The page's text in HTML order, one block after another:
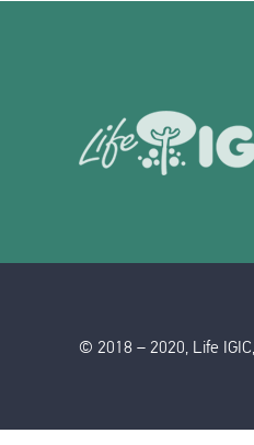
© 2018 – 2020, Life